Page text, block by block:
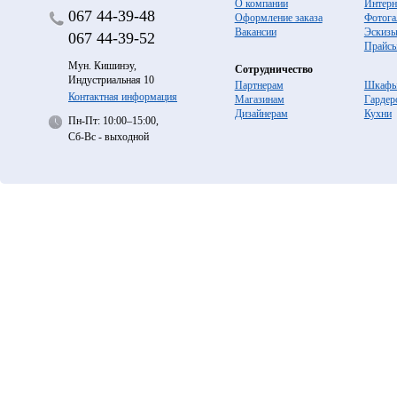
067 44-39-48
067 44-39-52
Мун. Кишинэу,
Индустриальная 10
Контактная информация
Пн-Пт: 10:00–15:00,
Сб-Вс - выходной
О компании
Оформление заказа
Вакансии
Эскизы
Сотрудничество
Партнерам
Магазинам
Дизайнерам
Кухни